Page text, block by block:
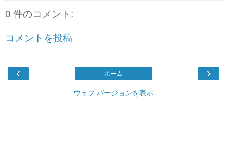
0 件のコメント:
コメントを投稿
‹ ›
ホーム
ウェブ バージョンを表示